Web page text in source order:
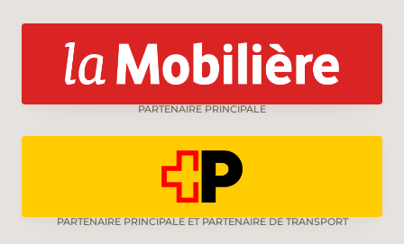
PARTENAIRE PRINCIPALE
PARTENAIRE PRINCIPALE ET PARTENAIRE DE TRANSPORT